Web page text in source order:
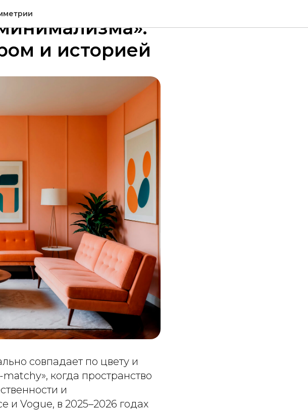
и историей
совпадает по цвету и
когда пространство
и
и Vogue, в 2025–2026 годах